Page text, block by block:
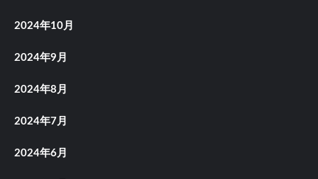
2024年10月
2024年9月
2024年8月
2024年7月
2024年6月